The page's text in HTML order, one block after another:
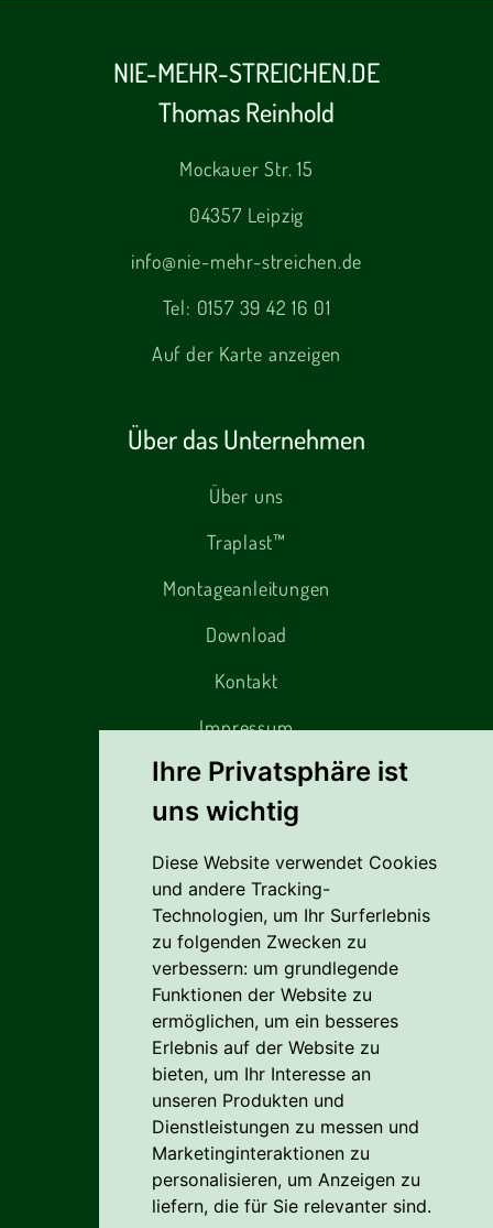
Ihre Privatsphäre ist
uns wichtig
Diese Website verwendet Cookies
und andere Tracking-
Technologien, um Ihr Surferlebnis
zu folgenden Zwecken zu
verbessern: um grundlegende
Funktionen der Website zu
ermöglichen, um ein besseres
Erlebnis auf der Website zu
bieten, um Ihr Interesse an
unseren Produkten und
Dienstleistungen zu messen und
Marketinginteraktionen zu
personalisieren, um Anzeigen zu
liefern, die für Sie relevanter sind.
NIE-MEHR-STREICHEN.DE
Thomas Reinhold
Mockauer Str. 15
04357 Leipzig
info@nie-mehr-streichen.de
Tel: 0157 39 42 16 01
Auf der Karte anzeigen
Über das Unternehmen
Über uns
Traplast™
Montageanleitungen
Download
Kontakt
Impressum
Alles rund um den Einkauf
Liefer- Und Versandkosten
Zahlungsbedingungen
AGB
Vertrag widerrufen
Reklamation
Cookie
Datenschutzerklärung